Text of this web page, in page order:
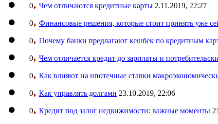
0 Чем отличаются кредитные карты 2.11.2019, 22:27
0 Финансовые решения, которые стоит принять уже
0 Почему банки предлагают кешбек по кредитным
0 Чем отличается кредит до зарплаты и
0 Как влияют на ипотечные ставки
0 Как управлять долгами 23.10.2019, 22:06
0 Кредит под залог недвижимости: важные моменты